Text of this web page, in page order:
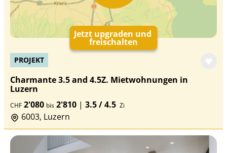
Jetzt upgraden und
freischalten
PROJEKT
Charmante 3.5 and 4.5Z. Mietwohnungen in
Luzern
CHF 2'080 bis 2'810 | 3.5 / 4.5 Zi
6003, Luzern